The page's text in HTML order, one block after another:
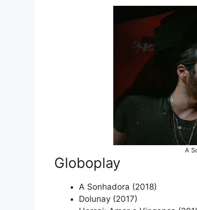
A
Globoplay
A Sonhadora (2018)
Dolunay (2017)